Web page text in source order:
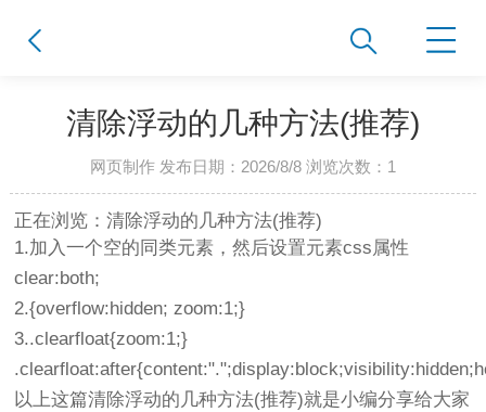
清除浮动的几种方法(推荐)
网页制作 发布日期：2026/8/8 浏览次数： 1
正在浏览：清除浮动的几种方法(推荐)
1.加入一个空的同类元素，然后设置元素css属性
clear:both;
2.{overflow:hidden; zoom:1;}
3..clearfloat{zoom:1;}
以上这篇清除浮动的几种方法(推荐)就是小编分享给大家